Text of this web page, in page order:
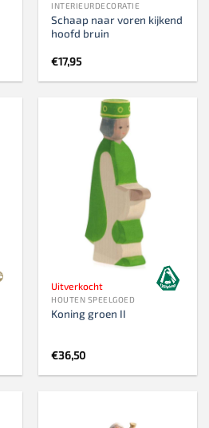
INTERIEURDECORATIE
Schaap naar voren kijkend
hoofd bruin
€17,95
Uitverkocht
HOUTEN SPEELGOED
Koning groen II
€36,50